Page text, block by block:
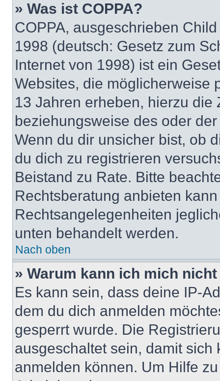
» Was ist COPPA?
COPPA, ausgeschrieben
1998 (deutsch: Gesetz zum
Internet von 1998) ist ein
Websites, die möglicherweise
13 Jahren erheben, hierzu die
beziehungsweise des oder
Wenn du dir unsicher bist, ob
du dich zu registrieren
Beistand zu Rate. Bitte
Rechtsberatung anbieten
Rechtsangelegenheiten
unten behandelt werden.
Nach oben
» Warum kann ich mich
Es kann sein, dass deine IP-
dem du dich anmelden
gesperrt wurde. Die
ausgeschaltet sein, damit
anmelden können. Um Hilfe